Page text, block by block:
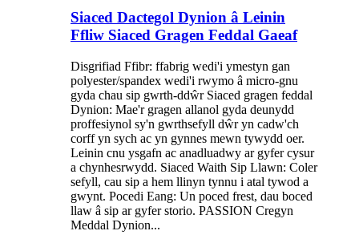
Siaced Dactegol Dynion â Leinin
Ffliw Siaced Gragen Feddal Gaeaf
Disgrifiad Ffibr: ffabrig wedi'i ymestyn gan
polyester/spandex wedi'i rwymo â micro-gnu
gyda chau sip gwrth-ddŵr Siaced gragen feddal
Dynion: Mae'r gragen allanol gyda deunydd
proffesiynol sy'n gwrthsefyll dŵr yn cadw'ch
corff yn sych ac yn gynnes mewn tywydd oer.
Leinin cnu ysgafn ac anadluadwy ar gyfer cysur
a chynhesrwydd. Siaced Waith Sip Llawn: Coler
sefyll, cau sip a hem llinyn tynnu i atal tywod a
gwynt. Pocedi Eang: Un poced frest, dau boced
llaw â sip ar gyfer storio. PASSION Cregyn
Meddal Dynion...